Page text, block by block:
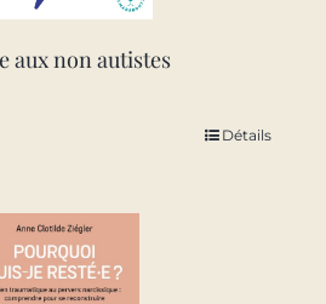
aux non autistes
Détails